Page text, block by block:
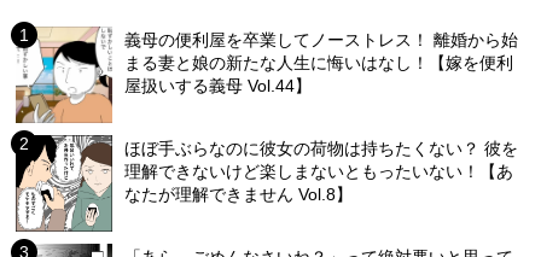
義母の便利屋を卒業してノーストレス！ 離婚から始
まる妻と娘の新たな人生に悔いはなし！【嫁を便利
屋扱いする義母 Vol.44】
ほぼ手ぶらなのに彼女の荷物は持ちたくない？ 彼を
理解できないけど楽しまないともったいない！【あ
なたが理解できません Vol.8】